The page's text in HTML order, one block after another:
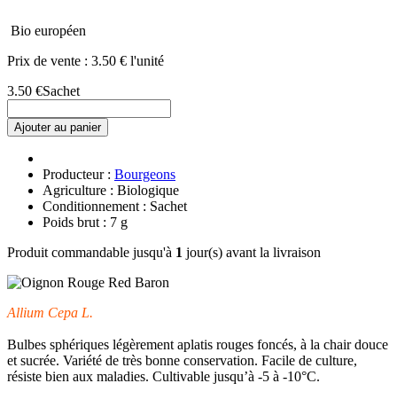
Bio européen
Prix de vente : 3.50 € l'unité
3.50 €Sachet
Ajouter au panier
Producteur : Bourgeons
Agriculture : Biologique
Conditionnement : Sachet
Poids brut : 7 g
Produit commandable jusqu'à 1 jour(s) avant la livraison
Allium Cepa L.
Bulbes sphériques légèrement aplatis rouges foncés, à la chair douce
et sucrée. Variété de très bonne conservation. Facile de culture,
résiste bien aux maladies. Cultivable jusqu’à -5 à -10°C.